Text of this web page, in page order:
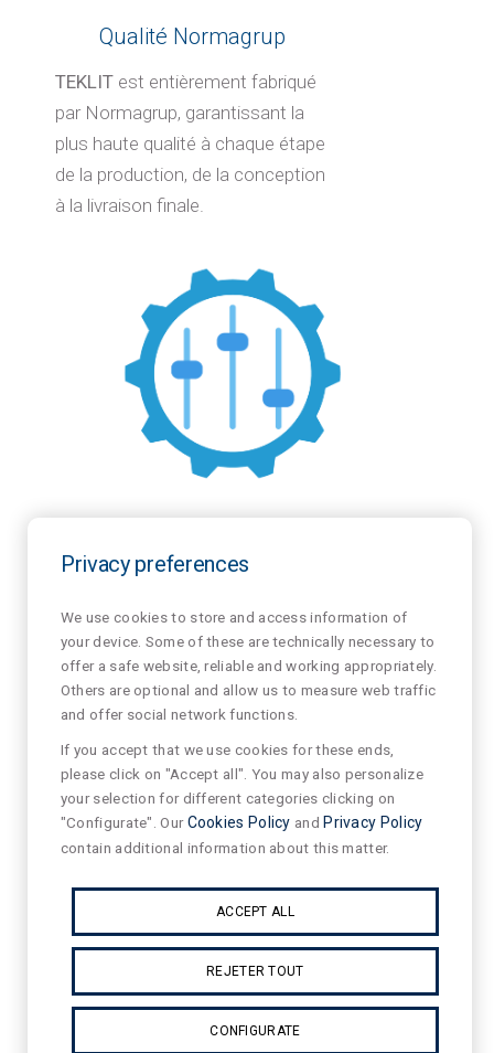
Qualité Normagrup
TEKLIT est entièrement fabriqué
par Normagrup, garantissant la
plus haute qualité à chaque étape
de la production, de la conception
à la livraison finale.
gammes distinctes selon les
besoins du projet :
SUIT:Formats standards
pour une exécution
rapide.
SUIT ADHOC:Service sur
mesure pour des
développements
entièrement
personnalisés.
Privacy preferences
We use cookies to store and access information of
your device. Some of these are technically necessary to
offer a safe website, reliable and working appropriately.
Others are optional and allow us to measure web traffic
and offer social network functions.
If you accept that we use cookies for these ends,
please click on "Accept all". You may also personalize
your selection for different categories clicking on
"Configurate". OurCookies Policy and Privacy Policy
contain additional information about this matter.
ACCEPT ALL
REJETER TOUT
CONFIGURATE